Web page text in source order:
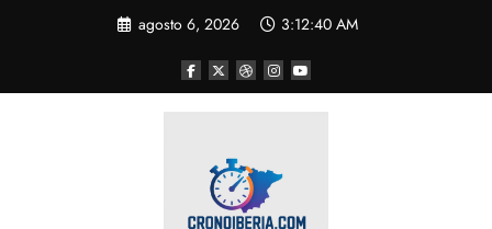
agosto 6, 2026 3:12:40 AM